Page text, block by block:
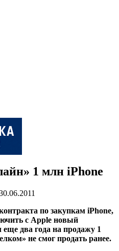
1 млн iPhone
по закупкам iPhone,
с Apple новый
два года на продажу 1
не смог продать ранее.